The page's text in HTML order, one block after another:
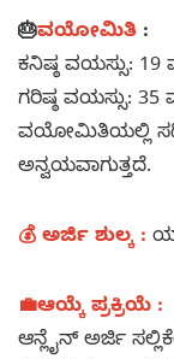
🎂ವಯೋಮಿತಿ :
ಕನಿಷ್ಠ ವಯಸ್ಸು: 19
ಗರಿಷ್ಠ ವಯಸ್ಸು: 35
ವಯೋಮಿತಿಯಲ್ಲಿ
ಅನ್ವಯವಾಗುತ್ತದೆ.
💰 ಅರ್ಜಿ ಶುಲ್ಕ :
💼ಆಯ್ಕೆ ಪ್ರಕ್ರಿಯೆ :
ಆನ್ಲೈನ್ ಅರ್ಜಿ